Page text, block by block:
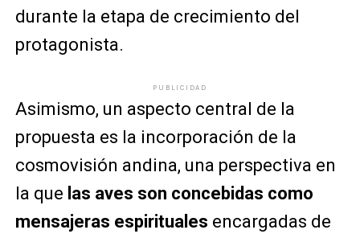
durante la etapa de crecimiento del
protagonista.
PUBLICIDAD
Asimismo, un aspecto central de la
propuesta es la incorporación de la
cosmovisión andina, una perspectiva en
la que las aves son concebidas como
mensajeras espirituales encargadas de